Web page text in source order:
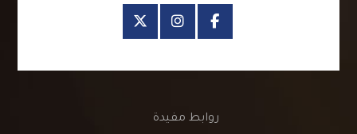
روابط مفيدة